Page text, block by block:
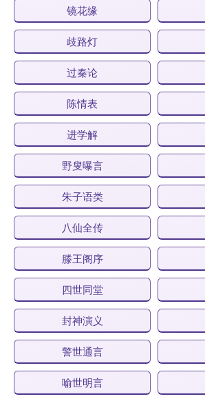
镜花缘
歧路灯
过秦论
陈情表
进学解
野叟曝言
朱子语类
八仙全传
滕王阁序
四世同堂
封神演义
警世通言
喻世明言